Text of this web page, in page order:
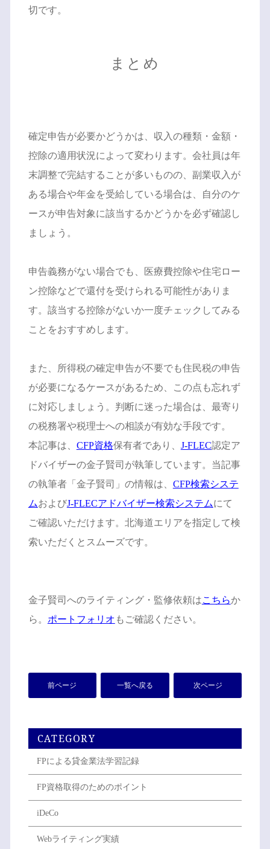
切です。
まとめ
確定申告が必要かどうかは、収入の種類・金額・
控除の適用状況によって変わります。会社員は年
末調整で完結することが多いものの、副業収入が
ある場合や年金を受給している場合は、自分のケ
ースが申告対象に該当するかどうかを必ず確認し
ましょう。
申告義務がない場合でも、医療費控除や住宅ロー
ン控除などで還付を受けられる可能性がありま
す。該当する控除がないか一度チェックしてみる
ことをおすすめします。
また、所得税の確定申告が不要でも住民税の申告
が必要になるケースがあるため、この点も忘れず
に対応しましょう。判断に迷った場合は、最寄り
の税務署や税理士への相談が有効な手段です。
本記事は、 CFP資格保有者であり、 J-FLEC認定ア
ドバイザーの金子賢司が執筆しています。当記事
の執筆者「金子賢司」の情報は、 CFP検索システ
ムおよびJ-FLECアドバイザー検索システムにて
ご確認いただけます。北海道エリアを指定して検
索いただくとスムーズです。
金子賢司へのライティング・監修依頼はこちらか
ら。 ポートフォリオ もご確認ください。
前ページ 一覧へ戻る 次ページ
CATEGORY
FPによる貸金業法学習記録
FP資格取得のためのポイント
iDeCo
Webライティング実績